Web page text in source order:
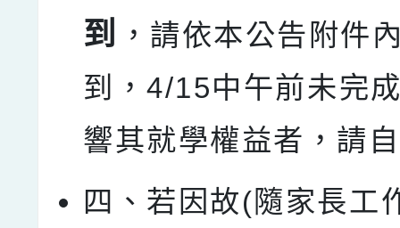
到 ，請依本公告附件
到，4/15中午前未完
響其就學權益者，請
四、若因故(隨家長工